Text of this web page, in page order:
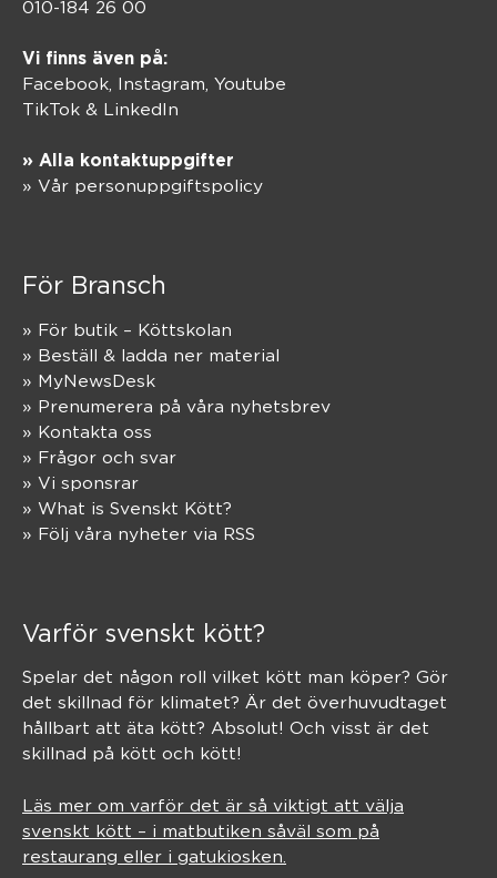
010-184 26 00
Vi finns även på:
Facebook, Instagram Youtube
TikTok & LinkedIn
» Alla kontaktuppgifter
» Vår personuppgiftspolicy
För Bransch
» För butik – Köttskolan
» Beställ & ladda ner material
» MyNewsDesk
» Prenumerera på våra nyhetsbrev
» Kontakta oss
» Frågor och svar
» Vi sponsrar
» What is Svenskt Kött?
» Följ våra nyheter via RSS
Varför svenskt kött?
Spelar det någon roll vilket kött man köper? Gör
det skillnad för klimatet? Är det överhuvudtaget
hållbart att äta kött? Absolut! Och visst är det
skillnad på kött och kött!
Läs mer om varför det är så viktigt att välja
svenskt kött – i matbutiken såväl som på
restaurang eller i gatukiosken.